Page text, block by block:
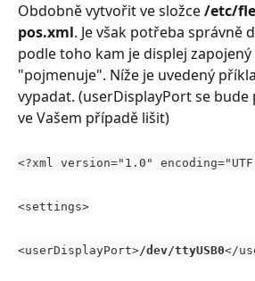
Obdobně vytvořit ve složce /etc/
pos.xml. Je však potřeba správně
podle toho kam je displej zapojený
"pojmenuje". Níže je uvedený
vypadat. (userDisplayPort se
ve Vašem případě lišit)
<?xml version="1.0"
<settings>
<userDisplayPort>/dev/ttyUSB0</